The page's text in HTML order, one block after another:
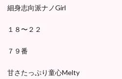
細身志向派ナノGirl
１８〜２２
７９番
甘さたっぷり童心Melty